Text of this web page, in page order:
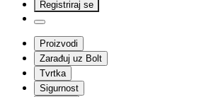
Registriraj se
Proizvodi
Zarađuj uz Bolt
Tvrtka
Sigurnost